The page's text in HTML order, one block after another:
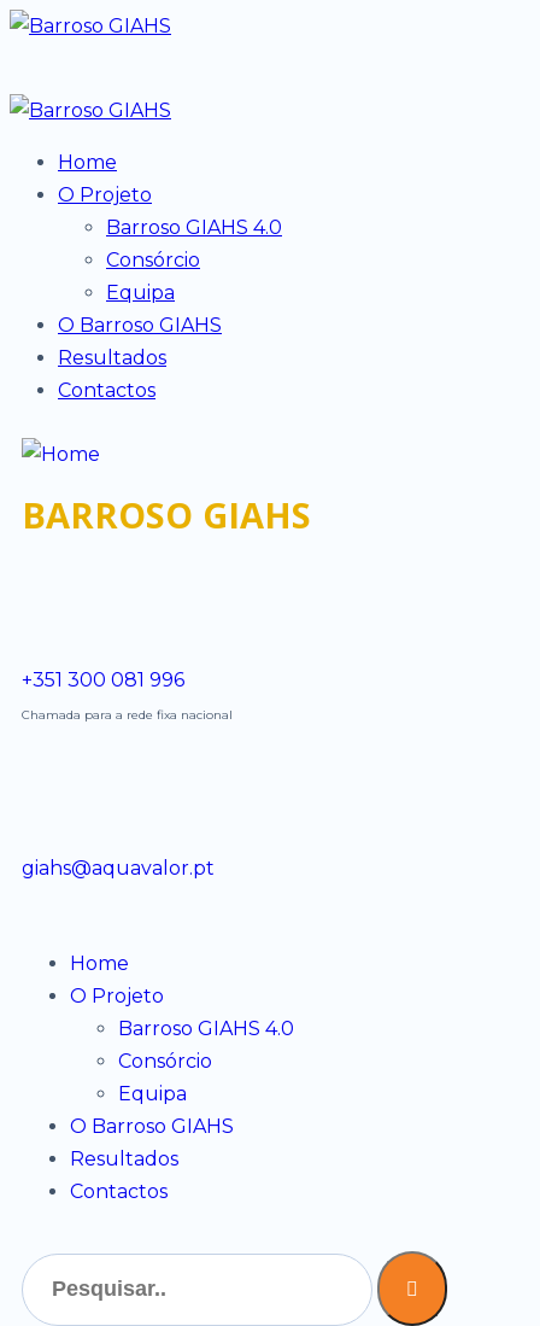
Home
O Projeto
Barroso GIAHS 4.0
Consórcio
Equipa
O Barroso GIAHS
Resultados
Contactos
BARROSO GIAHS
+351 300 081 996
Chamada para a rede fixa nacional
giahs@aquavalor.pt
Home
O Projeto
Barroso GIAHS 4.0
Consórcio
Equipa
O Barroso GIAHS
Resultados
Contactos